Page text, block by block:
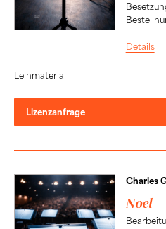
Details
Leihmaterial
Lizenzanfrage
Charles
Noel